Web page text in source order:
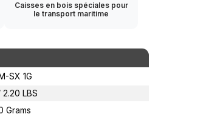
Caisses en bois spéciales pour
le transport maritime
SX 1G
2.20 LBS
Grams